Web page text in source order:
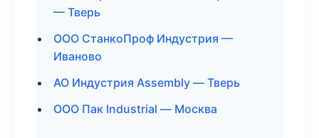
— Тверь
ООО СтанкоПроф Индустрия —
Иваново
АО Индустрия Assembly — Тверь
ООО Пак Industrial — Москва